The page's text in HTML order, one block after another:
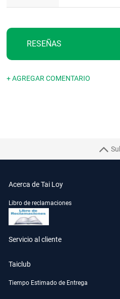
RESEÑAS
+ AGREGAR COMENTARIO
Acerca de Tai Loy
Libro de reclamaciones
Servicio al cliente
Taiclub
Tiempo Estimado de Entrega